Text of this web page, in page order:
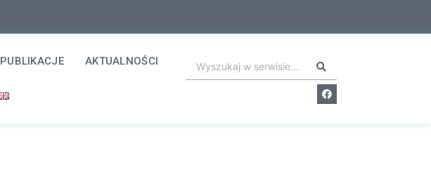
PUBLIKACJE AKTUALNOŚCI